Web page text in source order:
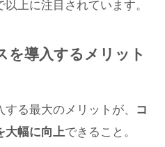
上に注目されています。
を導入するメリット
る最大のメリットが、 コ
大幅に向上できること。